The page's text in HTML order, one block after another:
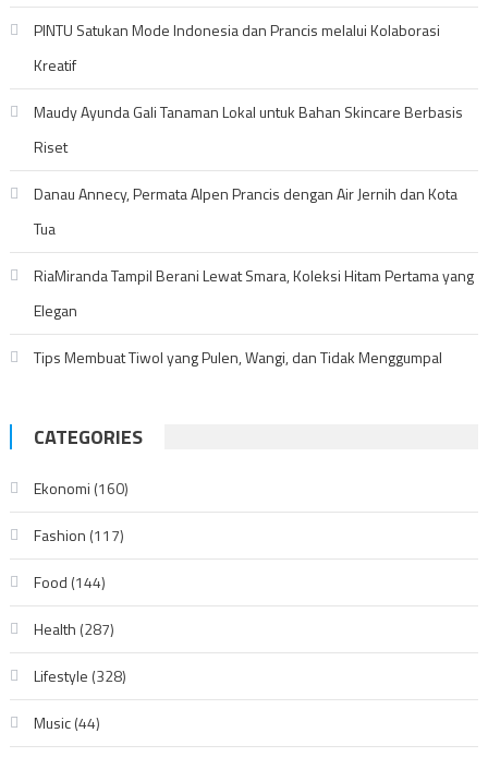
PINTU Satukan Mode Indonesia dan Prancis melalui Kolaborasi
Kreatif
Maudy Ayunda Gali Tanaman Lokal untuk Bahan Skincare Berbasis
Riset
Danau Annecy, Permata Alpen Prancis dengan Air Jernih dan Kota
Tua
RiaMiranda Tampil Berani Lewat Smara, Koleksi Hitam Pertama yang
Elegan
Tips Membuat Tiwol yang Pulen, Wangi, dan Tidak Menggumpal
CATEGORIES
Ekonomi (160)
Fashion (117)
Food (144)
Health (287)
Lifestyle (328)
Music(44)